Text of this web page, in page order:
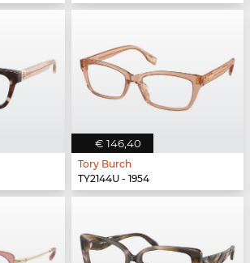
€ 146,40
Tory Burch
TY2144U - 1954